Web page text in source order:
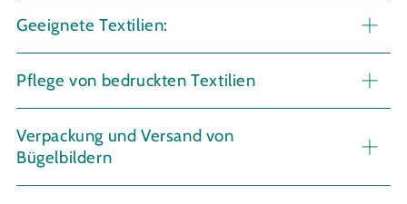
Geeignete Textilien:
Pflege von bedruckten Textilien
Verpackung und Versand von
Bügelbildern